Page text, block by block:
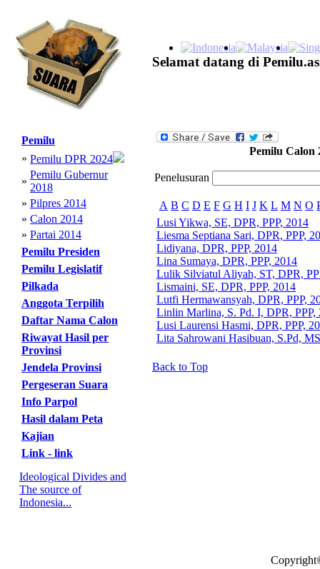
Selamat datang di
Pemilu
» Pemilu DPR 2024
»
Pemilu Gubernur
2018
» Pilpres 2014
» Calon 2014
» Partai 2014
Pemilu Presiden
Pemilu Legislatif
Pilkada
Anggota Terpilih
Daftar Nama Calon
Riwayat Hasil per
Provinsi
Jendela Provinsi
Pergeseran Suara
Info Parpol
Hasil dalam Peta
Kajian
Link - link
Ideological Divides and
The source of
Indonesia...
Pemilu Calon
Penelusuran
A B C D E F G H I J K L M N O
Lusi Yikwa, SE, DPR, PPP, 2014
Liesma Septiana Sari, DPR, PPP,
Lidiyana, DPR, PPP, 2014
Lina Sumaya, DPR, PPP, 2014
Lulik Silviatul Aliyah, ST, DPR,
Lismaini, SE, DPR, PPP, 2014
Lutfi Hermawansyah, DPR, PPP,
Linlin Marlina, S. Pd. I, DPR, PPP,
Lusi Laurensi Hasmi, DPR, PPP,
Lita Sahrowani Hasibuan, S.Pd,
Back to Top